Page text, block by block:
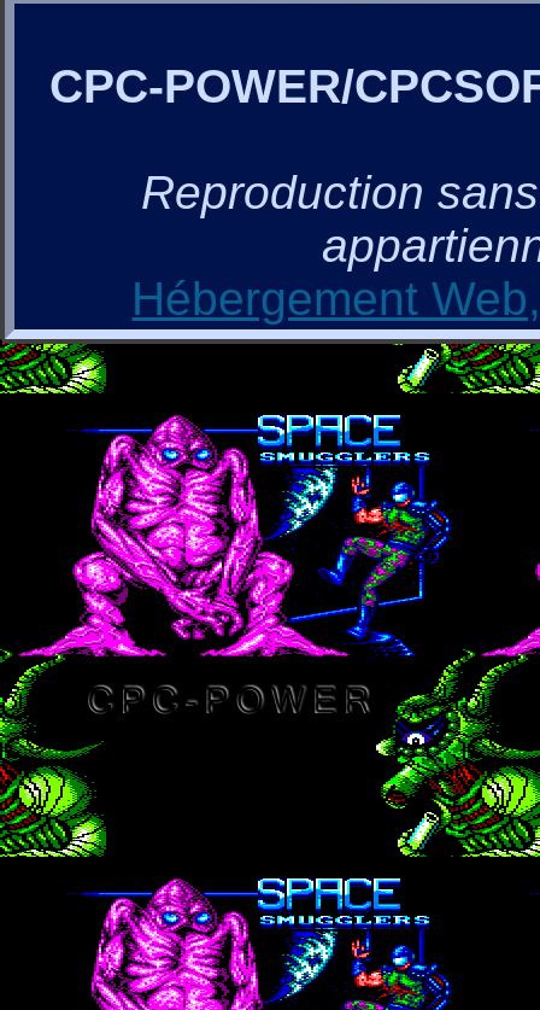
CPC-POWER/
Reproduction
Hébergement